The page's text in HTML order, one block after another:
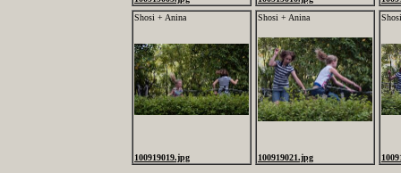
Shosi + Anina
100919019.jpg
Shosi + Anina
100919021.jpg